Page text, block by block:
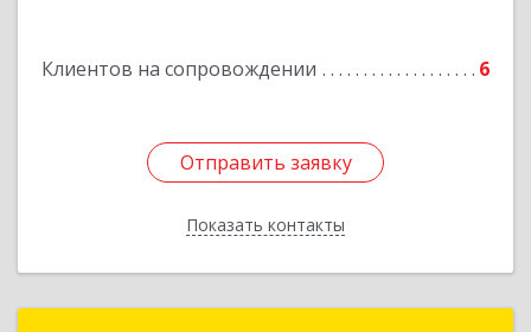
Клиентов на сопровождении 6
Отправить заявку
Показать контакты
Подробнее
Отправить заявку
Назад